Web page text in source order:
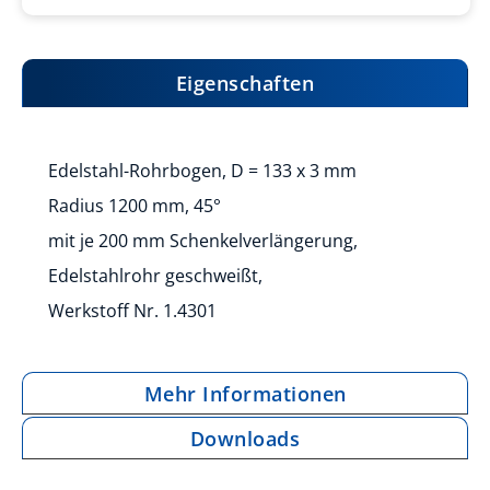
Eigenschaften
Edelstahl-Rohrbogen, D = 133 x 3 mm
Radius 1200 mm, 45°
mit je 200 mm Schenkelverlängerung,
Edelstahlrohr geschweißt,
Werkstoff Nr. 1.4301
Mehr Informationen
Downloads